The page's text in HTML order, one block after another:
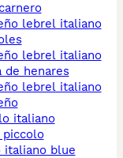
de henares
italiano
piccolo
italiano blue